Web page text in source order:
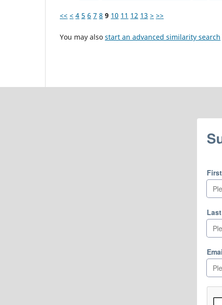
<< < 4 5 6 7 8 9 10 11 12 13 > >>
You may also start an advanced similarity search